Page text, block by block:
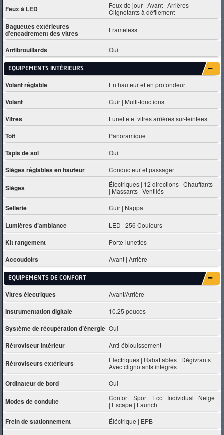
Feux à LED
Feux de jour | Avant | Arrières |
Clignotants à défilement
Baguettes extérieures
d’encadrement des vitres Frameless
Antibrouillards Oui
EQUIPEMENTS INTÈRIEURS
Volant réglable En hauteur et en profondeur
Volant Cuir | Multi-fonctions
Vitres Lunette et vitres arrières sur-teintées
Toit Panoramique
Tapis de sol Oui
Sièges réglables en hauteur Conducteur et passager
Sièges
Électriques | 12 directions | Chauffants
| Massants | Ventilés
Sellerie Cuir | Nappa
Lumières d’ambiance LED | 256 Couleurs
Kit rangement Porte-lunettes
Accoudoirs Avant | Arrière
EQUIPEMENTS DE CONFORT
Vitres électriques Avant/Arrière
Instrumentation digitale 10.25 pouces
Système de récupération d’énergie Oui
Rétroviseur intérieur Anti-éblouissement
Rétroviseurs extérieurs
Électriques | Rabattables | Dégivrants |
Avec clignotants intégrés
Ordinateur de bord Oui
Modes de conduite
Confort | Sport | Eco | Individual | Neige
| Escape | Launch
Frein de stationnement Éléctrique | EPB